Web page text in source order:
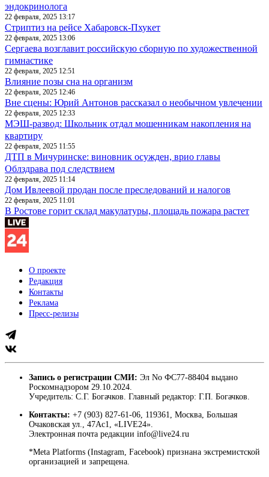
эндокринолога
22 февраля, 2025 13:17
Стриптиз на рейсе Хабаровск-Пхукет
22 февраля, 2025 13:06
Сергаева возглавит российскую сборную по художественной
гимнастике
22 февраля, 2025 12:51
Влияние позы сна на организм
22 февраля, 2025 12:46
Вне сцены: Юрий Антонов рассказал о необычном увлечении
22 февраля, 2025 12:33
МЭШ-развод: Школьник отдал мошенникам накопления на
квартиру
22 февраля, 2025 11:55
ДТП в Мичуринске: виновник осужден, врио главы
Облздрава под следствием
22 февраля, 2025 11:14
Дом Ивлеевой продан после преследований и налогов
22 февраля, 2025 11:01
В Ростове горит склад макулатуры, площадь пожара растет
О проекте
Редакция
Контакты
Реклама
Пресс-релизы
Запись о регистрации СМИ: Эл No ФС77-88404 выдано
Роскомнадзором 29.10.2024.
Учредитель: С.Г. Богачков. Главный редактор: Г.П. Богачков.
Контакты: +7 (903) 827-61-06, 119361, Москва, Большая
Очаковская ул., 47Ас1, «LIVE24».
Электронная почта редакции info@live24.ru
*Meta Platforms (Instagram, Facebook) признана экстремистской
организацией и запрещена.